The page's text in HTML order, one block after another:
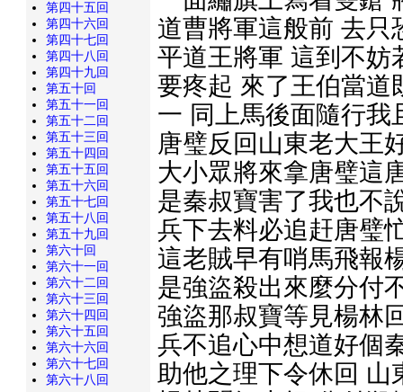
道曹將軍這般前 去只
平道王將軍 這到不妨
要疼起 來了王伯當道
一 同上馬後面隨行我
唐璧反回山東老大王
大小眾將來拿唐璧這
是秦叔寶害了我也不
兵下去料必追赶唐璧
這老賊早有哨馬飛報
是強盜殺出來麼分付
強盜那叔寶等見楊林
兵不追心中想道好個
助他之理下令休回 山
第四十五回
第四十六回
第四十七回
第四十八回
第四十九回
第五十回
第五十一回
第五十二回
第五十三回
第五十四回
第五十五回
第五十六回
第五十七回
第五十八回
第五十九回
第六十回
第六十一回
第六十二回
第六十三回
第六十四回
第六十五回
第六十六回
第六十七回
第六十八回